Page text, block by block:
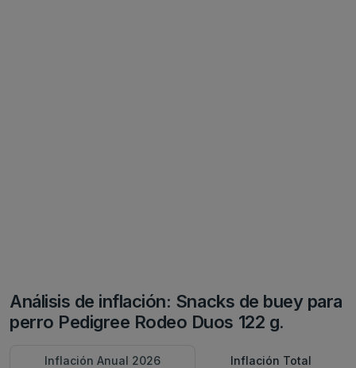
Análisis de inflación: Snacks de buey para
perro Pedigree Rodeo Duos 122 g.
Inflación Anual 2026 Inflación Total